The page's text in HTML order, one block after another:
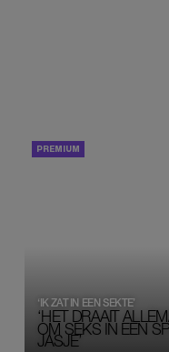
‘HET DRAAIT
OM SEKS IN EEN
JASJE’
‘IK ZAT IN EEN SEKTE’